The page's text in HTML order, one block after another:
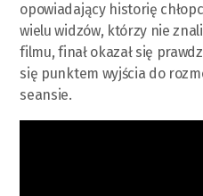
opowiadający historię
wielu widzów, którzy nie
filmu, finał okazał się
się punktem wyjścia do
seansie.